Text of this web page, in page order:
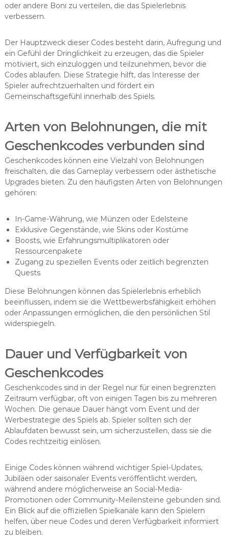
oder andere Boni zu verteilen, die das Spielerlebnis
verbessern.
Der Hauptzweck dieser Codes besteht darin, Aufregung und
ein Gefühl der Dringlichkeit zu erzeugen, das die Spieler
motiviert, sich einzuloggen und teilzunehmen, bevor die
Codes ablaufen. Diese Strategie hilft, das Interesse der
Spieler aufrechtzuerhalten und fördert ein
Gemeinschaftsgefühl innerhalb des Spiels.
Arten von Belohnungen, die mit
Geschenkcodes verbunden sind
Geschenkcodes können eine Vielzahl von Belohnungen
freischalten, die das Gameplay verbessern oder ästhetische
Upgrades bieten. Zu den häufigsten Arten von Belohnungen
gehören:
In-Game-Währung, wie Münzen oder Edelsteine
Exklusive Gegenstände, wie Skins oder Kostüme
Boosts, wie Erfahrungsmultiplikatoren oder
Ressourcenpakete
Zugang zu speziellen Events oder zeitlich begrenzten
Quests
Diese Belohnungen können das Spielerlebnis erheblich
beeinflussen, indem sie die Wettbewerbsfähigkeit erhöhen
oder Anpassungen ermöglichen, die den persönlichen Stil
widerspiegeln.
Dauer und Verfügbarkeit von
Geschenkcodes
Geschenkcodes sind in der Regel nur für einen begrenzten
Zeitraum verfügbar, oft von einigen Tagen bis zu mehreren
Wochen. Die genaue Dauer hängt vom Event und der
Werbestrategie des Spiels ab. Spieler sollten sich der
Ablaufdaten bewusst sein, um sicherzustellen, dass sie die
Codes rechtzeitig einlösen.
Einige Codes können während wichtiger Spiel-Updates,
Jubiläen oder saisonaler Events veröffentlicht werden,
während andere möglicherweise an Social-Media-
Promotionen oder Community-Meilensteine gebunden sind.
Ein Blick auf die offiziellen Spielkanäle kann den Spielern
helfen, über neue Codes und deren Verfügbarkeit informiert
zu bleiben.